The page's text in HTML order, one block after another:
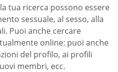
tua ricerca possono essere
sessuale, al sesso, alla
Puoi anche cercare
online: puoi anche
del profilo, ai profili
membri, ecc.